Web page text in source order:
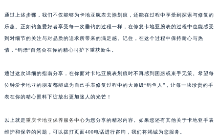
通过上述步骤，我们不仅能够为卡地亚腕表去除划痕，还能在过程中享受到探索与修复的
乐趣。正如钓鱼爱好者享受每一次垂钓的过程一样，在修复卡地亚腕表的过程中也能感受
到对细节的关注与对品质的追求所带来的满足感。记住，在这个过程中保持耐心与热
情，“钓漂”自然会在你的精心呵护下重获新生。
通过这次详细的指南分享，在你面对卡地亚腕表划痕时不再感到困惑或束手无策。希望每
位钟爱卡地亚的朋友都能成为自己手表修复过程中的大师级“钓鱼人”，让每一块珍贵的手
表在你的精心照料下绽放出更加迷人的光芒！
以上就是重庆卡地亚保养服务中心为您分享的精彩内容。如果您还有其他关于卡地亚手表
维护和保养的问题，可以拨打页面400电话进行咨询，我们将竭诚为您服务。